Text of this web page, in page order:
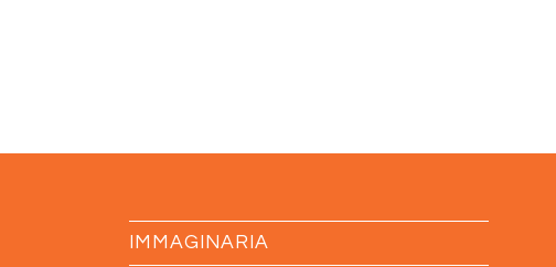
IMMAGINARIA